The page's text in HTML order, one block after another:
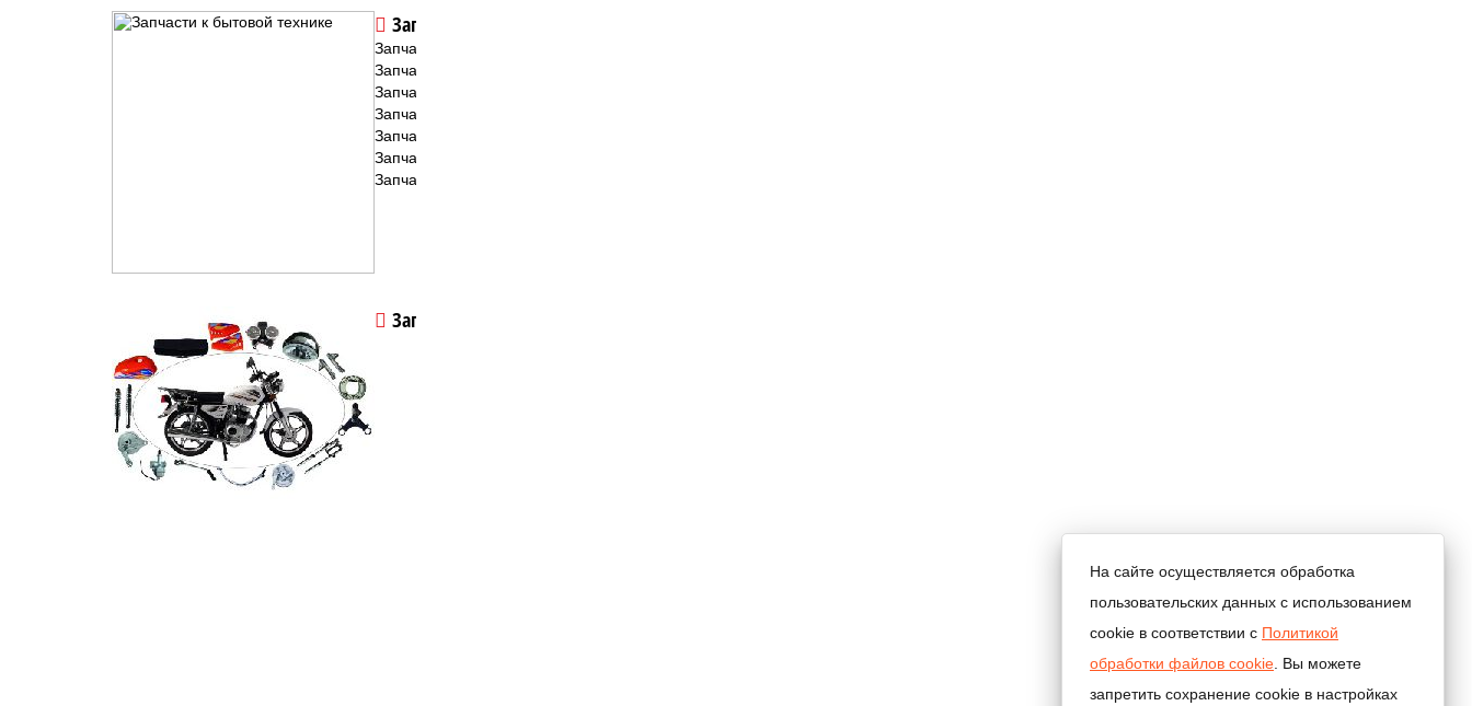
Запчасти к бытовой технике
Запчасти к стиральным машинам
Запчасти к пылесосам
Запчасти к мясорубкам
Запчасти к водонагревателям
Запчасти к прочей технике
Запчасти к...
Запчасти к холодильникам
Запчасти к мототехнике
На сайте осуществляется обработка
пользовательских данных с использованием
cookie в соответствии с Политикой
обработки файлов cookie . Вы можете
запретить сохранение cookie в настройках